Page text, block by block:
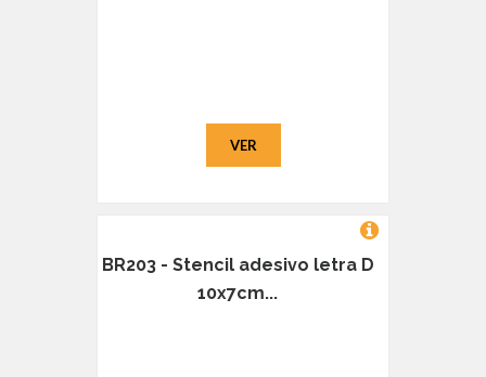
VER
BR203 - Stencil adesivo letra D
10x7cm...